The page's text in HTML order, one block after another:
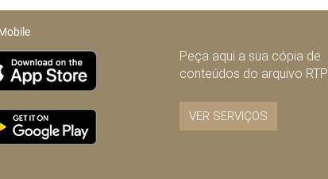
Peça aqui a sua cópia de
conteúdos do arquivo RTP
VER SERVIÇOS